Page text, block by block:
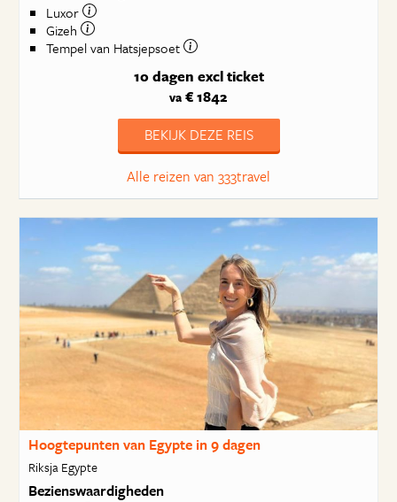
Luxor
Gizeh
Tempel van Hatsjepsoet
10 dagen excl ticket
va € 1842
BEKIJK DEZE REIS
Alle reizen van 333travel
Hoogtepunten van Egypte in 9 dagen
Riksja Egypte
Bezienswaardigheden